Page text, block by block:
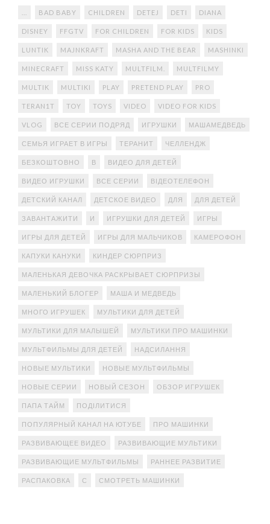
BAD BABY CHILDREN DETEJ DETI DIANA
DISNEY FFGTV FOR CHILDREN FOR KIDS KIDS
LUNTIK MAJNKRAFT MASHA AND THE BEAR MASHINKI
MINECRAFT MISS KATY MULTFILM. MULTFILMY
MULTIK MULTIKI PLAY PRETEND PLAY PRO
TERAN1T TOY TOYS VIDEO VIDEO FOR KIDS
VLOG ВСЕ СЕРИИ ПОДРЯД ИГРУШКИ МАШАМЕДВЕДЬ
СЕМЬЯ ИГРАЕТ В ИГРЫ ТЕРАНИТ ЧЕЛЛЕНДЖ
БЕЗКОШТОВНО В ВИДЕО ДЛЯ ДЕТЕЙ
ВИДЕО ИГРУШКИ ВСЕ СЕРИИ ВІДЕОТЕЛЕФОН
ДЕТСКИЙ КАНАЛ ДЕТСКОЕ ВИДЕО ДЛЯ ДЛЯ ДЕТЕЙ
ЗАВАНТАЖИТИ И ИГРУШКИ ДЛЯ ДЕТЕЙ ИГРЫ
ИГРЫ ДЛЯ ДЕТЕЙ ИГРЫ ДЛЯ МАЛЬЧИКОВ КАМЕРОФОН
КАПУКИ КАНУКИ КИНДЕР СЮРПРИЗ
МАЛЕНЬКАЯ ДЕВОЧКА РАСКРЫВАЕТ СЮРПРИЗЫ
МАЛЕНЬКИЙ БЛОГЕР МАША И МЕДВЕДЬ
МНОГО ИГРУШЕК МУЛЬТИКИ ДЛЯ ДЕТЕЙ
МУЛЬТИКИ ДЛЯ МАЛЫШЕЙ МУЛЬТИКИ ПРО МАШИНКИ
МУЛЬТФИЛЬМЫ ДЛЯ ДЕТЕЙ НАДСИЛАННЯ
НОВЫЕ МУЛЬТИКИ НОВЫЕ МУЛЬТФИЛЬМЫ
НОВЫЕ СЕРИИ НОВЫЙ СЕЗОН ОБЗОР ИГРУШЕК
ПАПА ТАЙМ ПОДІЛИТИСЯ
ПОПУЛЯРНЫЙ КАНАЛ НА ЮТУБЕ ПРО МАШИНКИ
РАЗВИВАЮЩЕЕ ВИДЕО РАЗВИВАЮЩИЕ МУЛЬТИКИ
РАЗВИВАЮЩИЕ МУЛЬТФИЛЬМЫ РАННЕЕ РАЗВИТИЕ
РАСПАКОВКА С СМОТРЕТЬ МАШИНКИ